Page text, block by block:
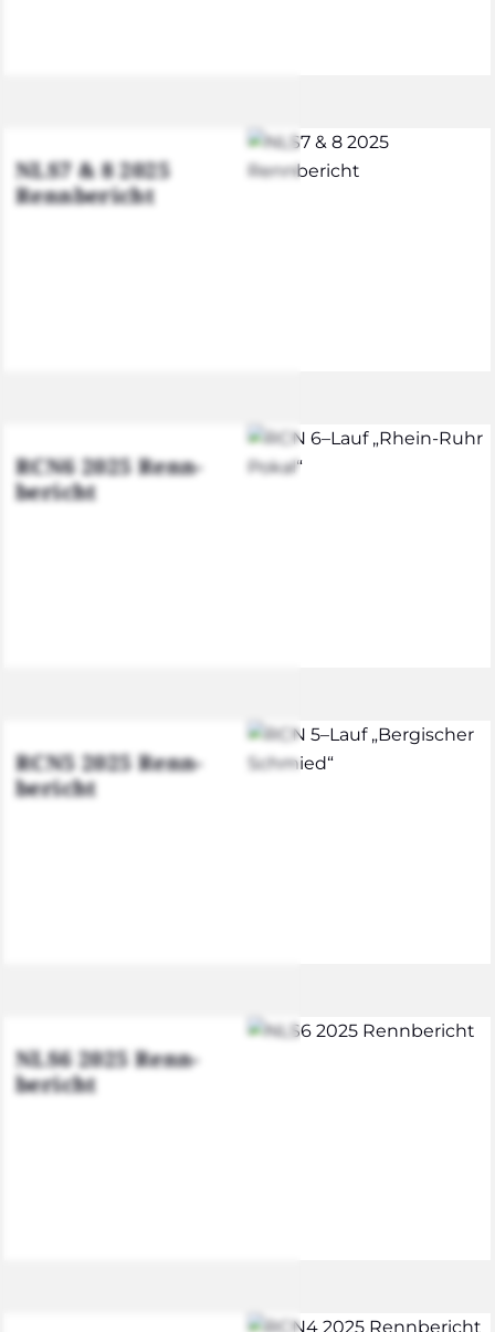
NLS7 & 8 2025
Renn­be­richt
RCN6 2025 Renn­
be­richt
RCN5 2025 Renn­
be­richt
NLS6 2025 Renn­
be­richt